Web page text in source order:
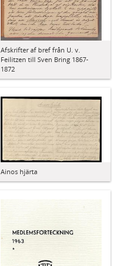
Afskrifter af bref från U. v.
Feilitzen till Sven Bring 1867-
1872
Ainos hjärta